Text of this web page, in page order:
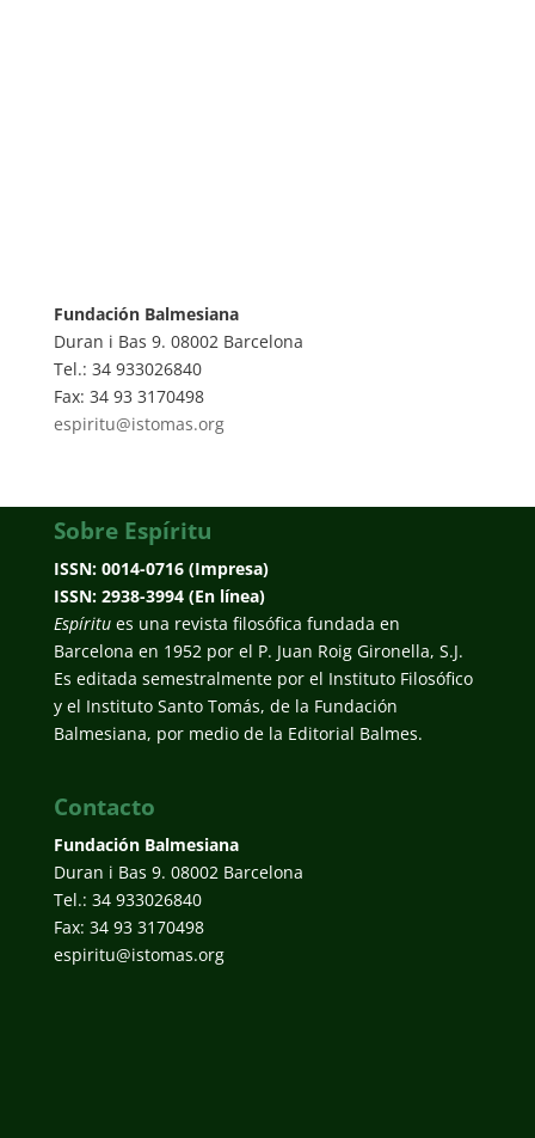
Fundación Balmesiana
Duran i Bas 9. 08002 Barcelona
Tel.: 34 933026840
Fax: 34 93 3170498
espiritu@istomas.org
Sobre Espíritu
ISSN: 0014-0716 (Impresa)
ISSN: 2938-3994 (En línea)
Espíritues una revista filosófica fundada en
Barcelona en 1952 por el P. Juan Roig Gironella, S.J.
Es editada semestralmente por el Instituto Filosófico
y el Instituto Santo Tomás, de la Fundación
Balmesiana, por medio de la Editorial Balmes.
Contacto
Fundación Balmesiana
Duran i Bas 9. 08002 Barcelona
Tel.: 34 933026840
Fax: 34 93 3170498
espiritu@istomas.org